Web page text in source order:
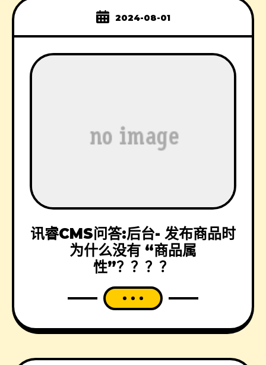
2024-08-01
讯睿CMS问答:后台- 发布商品时
为什么没有 “商品属
性”？？？？